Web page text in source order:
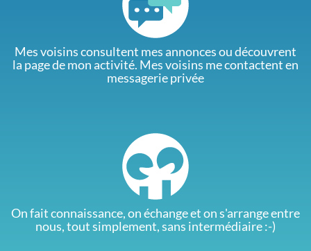
Mes voisins consultent mes annonces ou découvrent
la page de mon activité. Mes voisins me contactent en
messagerie privée
On fait connaissance, on échange et on s'arrange entre
nous, tout simplement, sans intermédiaire :-)